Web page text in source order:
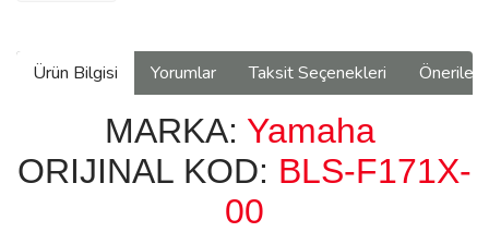
Ürün Bilgisi Yorumlar Taksit Seçenekleri
MARKA: Yamaha
ORIJINAL KOD: BLS-F171X-
00